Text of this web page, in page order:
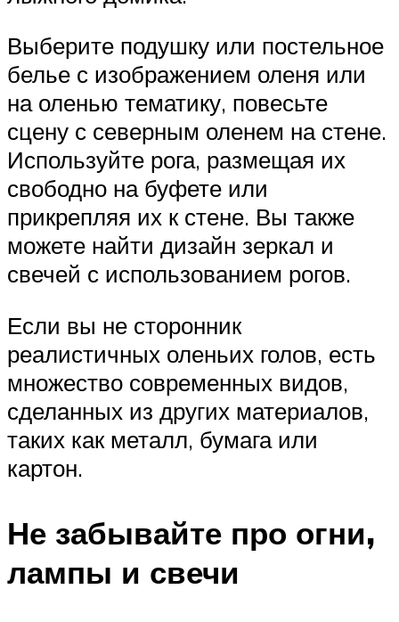
Выберите подушку или постельное
белье с изображением оленя или
на оленью тематику, повесьте
сцену с северным оленем на стене.
Используйте рога, размещая их
свободно на буфете или
прикрепляя их к стене. Вы также
можете найти дизайн зеркал и
свечей с использованием рогов.
Если вы не сторонник
реалистичных оленьих голов, есть
множество современных видов,
сделанных из других материалов,
таких как металл, бумага или
картон.
Не забывайте про огни,
лампы и свечи